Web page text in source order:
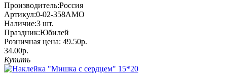
Производитель:Россия
Артикул:0-02-358АМО
Наличие:3 шт.
Праздник:Юбилей
Розничная цена: 49.50р.
34.00р.
Купить